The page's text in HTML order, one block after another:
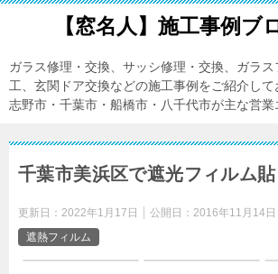
【窓名人】施工事例ブ
ガラス修理・交換、サッシ修理・交換、ガラ
工、玄関ドア交換などの施工事例をご紹介して
志野市・千葉市・船橋市・八千代市が主な営業
千葉市美浜区で遮光フィルム貼
更新日： 2022年1月17日 公開日： 2016年11月14日
遮熱フィルム